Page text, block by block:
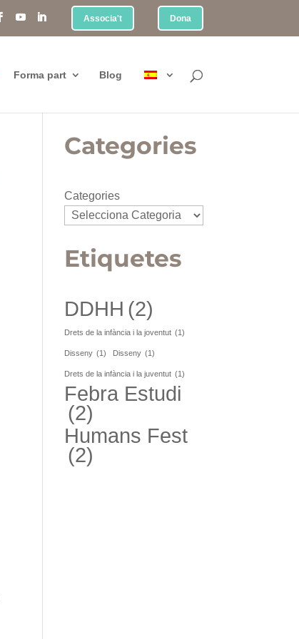
Associa't Dona
Forma part Blog
Categories
Categories
Etiquetes
DDHH (2)
Drets de la infància i la joventut (1)
Disseny (1) Disseny (1)
Drets de la infància i la juventut (1)
Febra Estudi
(2)
Humans Fest
(2)